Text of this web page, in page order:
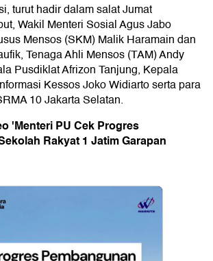
turut hadir dalam salat Jumat
Wakil Menteri Sosial Agus Jabo
Mensos (SKM) Malik Haramain dan
Tenaga Ahli Mensos (TAM) Andy
Pusdiklat Afrizon Tanjung, Kepala
Kessos Joko Widiarto serta para
10 Jakarta Selatan.
'Menteri PU Cek Progres
Rakyat 1 Jatim Garapan